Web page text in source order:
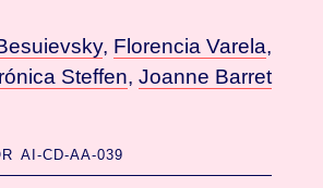
, Florencia Varela,
Steffen,Joanne Barret
AI-CD-AA-039